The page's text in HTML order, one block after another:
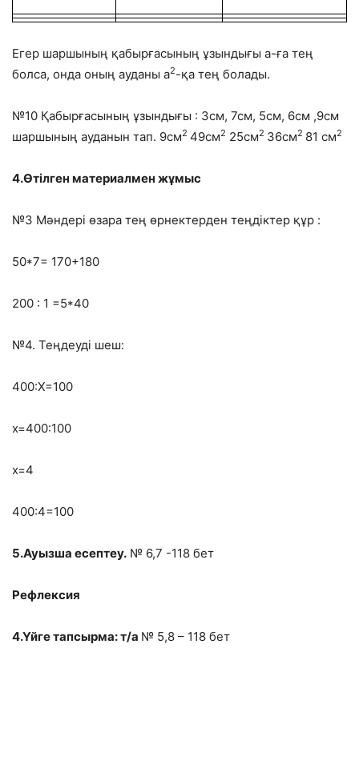
Егер шаршының қабырғасының ұзындығы а-ға тең
болса, онда оның ауданы а2-қа тең болады.
№10 Қабырғасының ұзындығы : 3см, 7см, 5см, 6см ,9см
шаршының ауданын тап. 9см2 49см2 25см2 36см2 81 см2
4.Өтілген материалмен жұмыс
№3 Мәндері өзара тең өрнектерден теңдіктер құр :
50*7= 170+180
200 : 1 =5*40
№4. Теңдеуді шеш:
400:Х=100
х=400:100
х=4
400:4=100
5.Ауызша есептеу. № 6,7 -118 бет
Рефлексия
4.Үйге тапсырма: т/а № 5,8 – 118 бет